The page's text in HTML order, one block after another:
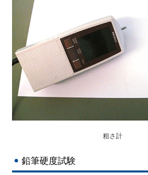
粗さ計
鉛筆硬度試験